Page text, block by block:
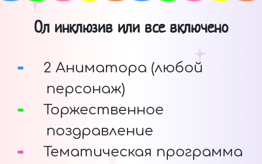
Ол инклюзив или все включено
2 Аниматора (любой
персонаж)
Торжественное
поздравление
Тематическая программа